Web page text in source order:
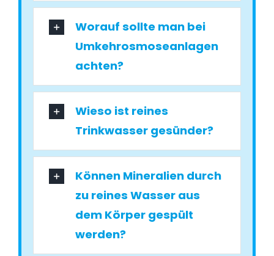
Worauf sollte man bei
Umkehrosmoseanlagen
achten?
Wieso ist reines
Trinkwasser gesünder?
Können Mineralien durch
zu reines Wasser aus
dem Körper gespült
werden?